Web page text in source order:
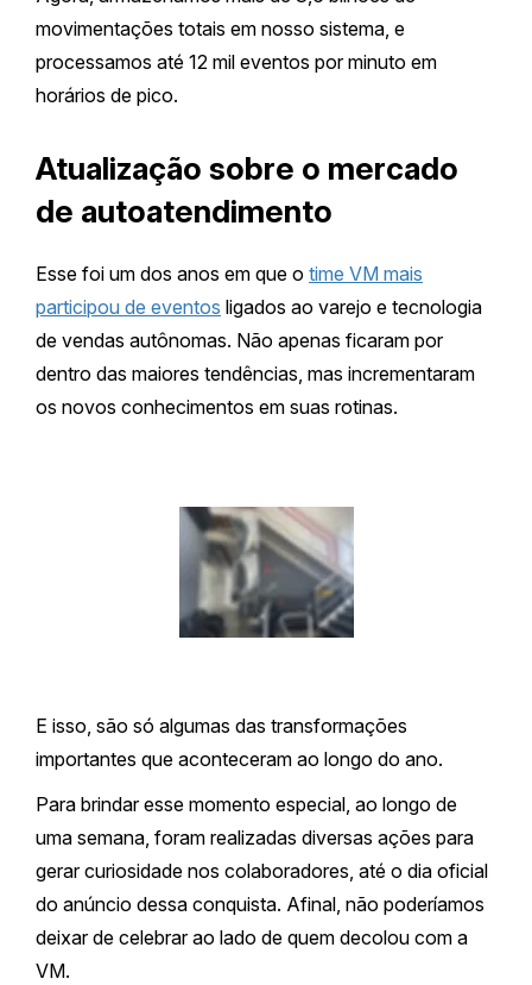
movimentações totais em nosso sistema, e
processamos até 12 mil eventos por minuto em
horários de pico.
Atualização sobre o mercado
de autoatendimento
Esse foi um dos anos em que o time VM mais
participou de eventos ligados ao varejo e tecnologia
de vendas autônomas. Não apenas ficaram por
dentro das maiores tendências, mas incrementaram
os novos conhecimentos em suas rotinas.
E isso, são só algumas das transformações
importantes que aconteceram ao longo do ano.
Para brindar esse momento especial, ao longo de
uma semana, foram realizadas diversas ações para
gerar curiosidade nos colaboradores, até o dia oficial
do anúncio dessa conquista. Afinal, não poderíamos
deixar de celebrar ao lado de quem decolou com a
VM.